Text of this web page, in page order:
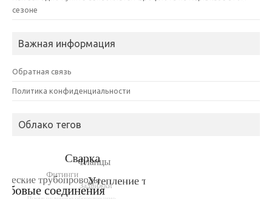
сезоне
Важная информация
Обратная связь
Политика конфиденциальности
Облако тегов